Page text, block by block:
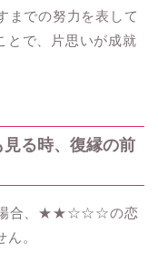
までの努力を表して
とで、片思いが成就
る時、復縁の前
場合、★★☆☆☆の恋
。